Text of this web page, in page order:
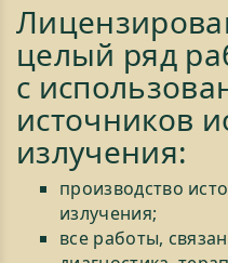
целый ряд
с
источников
излучения:
производство
излучения;
все работы,